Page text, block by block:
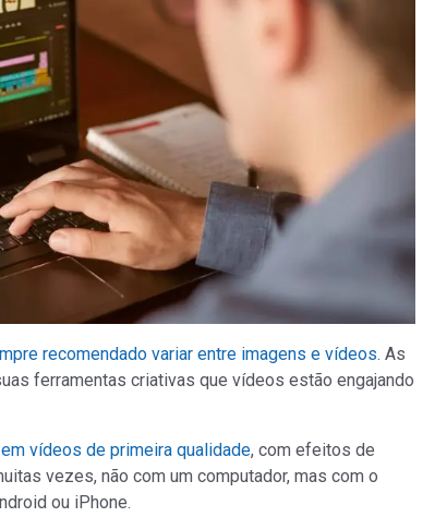
recomendado variar entre imagens e vídeos. As
ferramentas criativas que vídeos estão engajando
vídeos de primeira qualidade, com efeitos de
vezes, não com um computador, mas com o
ou iPhone.